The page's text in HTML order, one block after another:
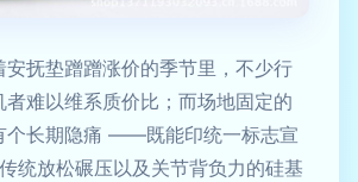
安抚垫蹭蹭涨价的季节里，不少行
者难以维系质价比；而场地固定的
个长期隐痛 ——既能印统一标志宣
统放松碾压以及关节背负力的硅基